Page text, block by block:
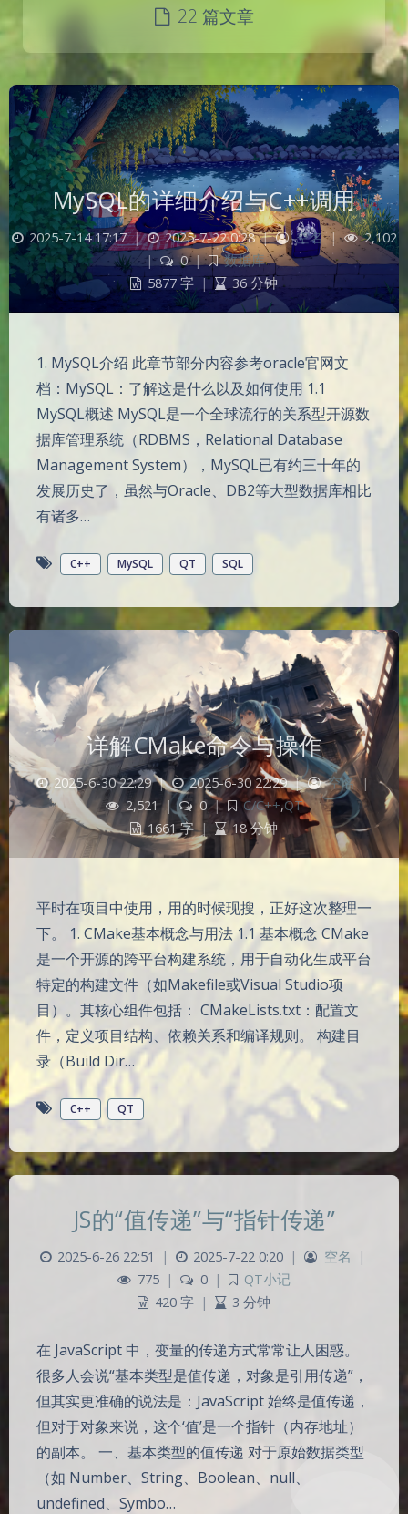
22 篇文章
MySQL的详细介绍与C++调用
2025-7-14 17:17 | 2025-7-22 0:28 | 空名 |
2,102
|
0 |
数据库
5877 字 | 36 分钟
1. MySQL介绍 此章节部分内容参考oracle官网文
档：MySQL：了解这是什么以及如何使用 1.1
MySQL概述 MySQL是一个全球流行的关系型开源数
据库管理系统（RDBMS，Relational Database
Management System），MySQL已有约三十年的
发展历史了，虽然与Oracle、DB2等大型数据库相比
有诸多…
C++ MySQL QT SQL
详解CMake命令与操作
2025-6-30 22:29 | 2025-6-30 22:29 | 空名 |
2,521 | 0 | C/C++,QT
1661 字 | 18 分钟
平时在项目中使用，用的时候现搜，正好这次整理一
下。 1. CMake基本概念与用法 1.1 基本概念 CMake
是一个开源的跨平台构建系统，用于自动化生成平台
特定的构建文件（如Makefile或Visual Studio项
目）。其核心组件包括： CMakeLists.txt：配置文
件，定义项目结构、依赖关系和编译规则。 构建目
录（Build Dir…
C++ QT
JS的“值传递”与“指针传递”
2025-6-26 22:51 | 2025-7-22 0:20 | 空名
|
775 | 0 |
QT小记
420 字 | 3 分钟
在 JavaScript 中，变量的传递方式常常让人困惑。
很多人会说“基本类型是值传递，对象是引用传递”，
但其实更准确的说法是：JavaScript 始终是值传递，
但对于对象来说，这个‘值’是一个指针（内存地址）
的副本。 一、基本类型的值传递 对于原始数据类型
（如 Number、String、Boolean、null、
undefined、Symbo…